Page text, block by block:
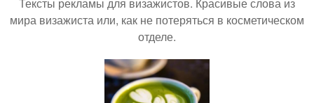
мира визажиста или, как не потеряться в косметическом
отделе.